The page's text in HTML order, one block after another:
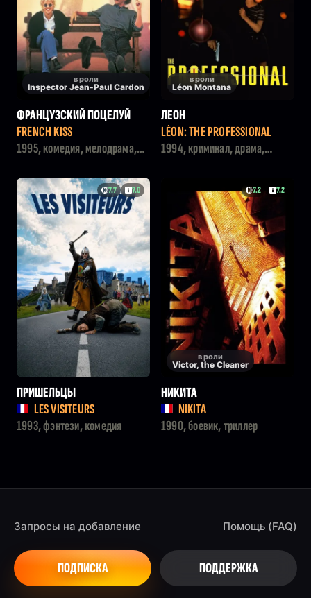
в роли
Inspector Jean-Paul Cardon
ФРАНЦУЗСКИЙ ПОЦЕЛУЙ
FRENCH KISS
1995, комедия, мелодрама,
в роли
Léon Montana
ЛЕОН
LÉON: THE PROFESSIONAL
1994, криминал, драма,
7.7 7.0
ПРИШЕЛЬЦЫ
LES VISITEURS
1993, фэнтези, комедия
7.2 7.2
в роли
Victor, the Cleaner
НИКИТА
NIKITA
1990, боевик, триллер
Запросы на добавление
ПОДПИСКА
Помощь (FAQ)
ПОДДЕРЖКА